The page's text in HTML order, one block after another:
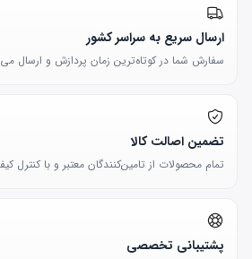
ارسال سریع به سراسر کشور
سفارش شما در کوتاه‌ترین زمان پردازش و ارسال
تضمین اصالت کالا
تمام محصولات از تامین‌کنندگان معتبر و با کنترل
پشتیبانی تخصصی